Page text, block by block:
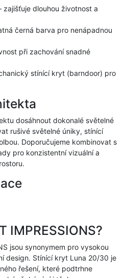
zajišťuje dlouhou životnost a
černá barva pro nenápadnou
při zachování snadné
stínící kryt (barndoor) pro
dosáhnout dokonalé světelné
rušivé světelné úniky, stínící
Doporučujeme kombinovat s
pro konzistentní vizuální a
IMPRESSIONS?
jsou synonymem pro vysokou
design. Stínící kryt Luna 20/30 je
řešení, které podtrhne